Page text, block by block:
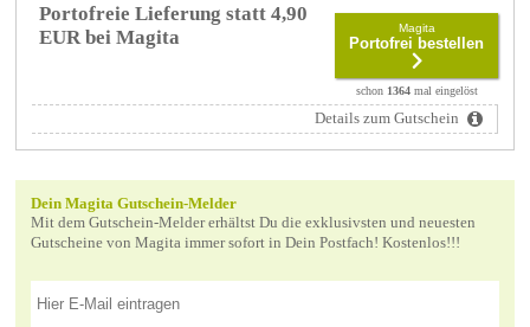
Portofreie Lieferung statt 4,90
EUR bei Magita
Magita
Portofrei bestellen
schon 1364mal eingelöst
Details zum Gutschein
Dein Magita Gutschein-Melder
Mit dem Gutschein-Melder erhältst Du die exklusivsten und neuesten
Gutscheine von Magita immer sofort in Dein Postfach! Kostenlos!!!